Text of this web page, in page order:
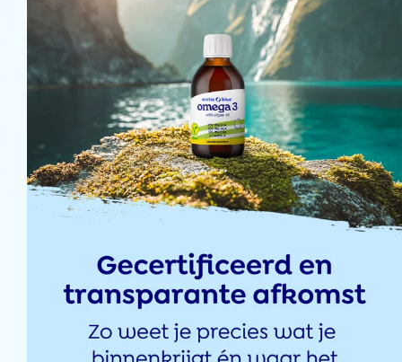
4 mars 2025
26 févr 2025